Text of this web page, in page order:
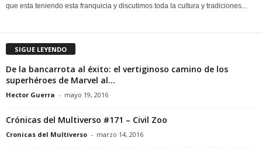
que esta teniendo esta franquicia y discutimos toda la cultura y tradiciones...
SIGUE LEYENDO
De la bancarrota al éxito: el vertiginoso camino de los
superhéroes de Marvel al...
Hector Guerra - mayo 19, 2016
Crónicas del Multiverso #171 – Civil Zoo
Cronicas del Multiverso - marzo 14, 2016